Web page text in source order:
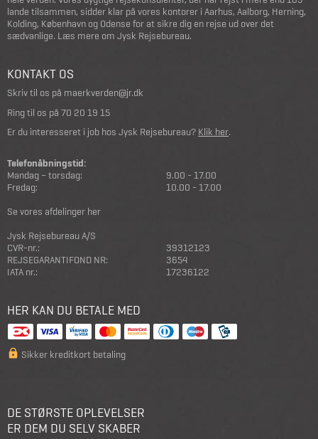
lande tilsammen, sidder klar på vores kontorer i Aarhus, Aalborg, Herning,
Kolding, København og Odense for at sikre dig en rejse ud over det
sædvanlige. Læs mere om Jysk Rejsebureau.
KONTAKT OS
Skriv til os på maerkverden@jr.dk
Ring til os på 70 20 19 15
Er du interesseret i job hos Jysk Rejsebureau? Klik her.
Telefonåbningstid:
Mandag – torsdag:
9.00 - 17.00
Fredag:
10.00 - 17.00
Se vores afdelinger her
Jysk Rejsebureau A/S
CVR-nr.:
39312123
REJSEGARANTIFOND NR:
3654
IATA nr.:
17236122
HER KAN DU BETALE MED
Sikker kreditkort betaling
DE STØRSTE OPLEVELSER
ER DEM DU SELV SKABER